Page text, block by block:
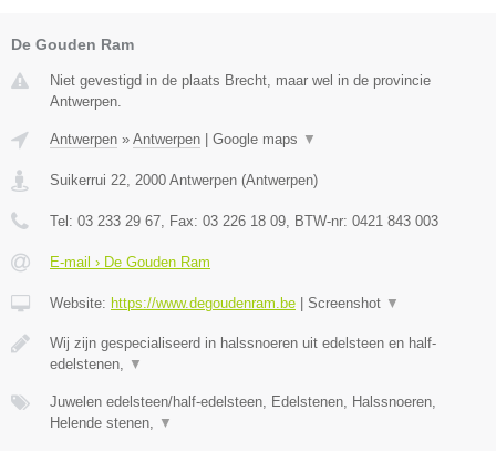
De Gouden Ram
Niet gevestigd in de plaats Brecht, maar wel in de provincie
Antwerpen.
Antwerpen » Antwerpen Google maps ▼
Suikerrui 22, 2000 Antwerpen (Antwerpen)
Tel: 03 233 29 67, Fax: 03 226 18 09, BTW-nr: 0421 843 003
E-mail › De Gouden Ram
Website: https://www.degoudenram.be Screenshot ▼
Wij zijn gespecialiseerd in halssnoeren uit edelsteen en half-
edelstenen, ▼
Juwelen edelsteen/half-edelsteen, Edelstenen, Halssnoeren,
Helende stenen, ▼